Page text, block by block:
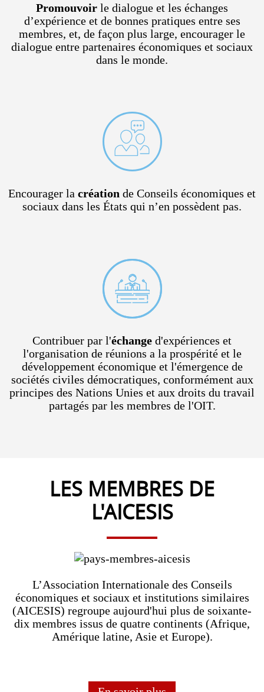
Promouvoir le dialogue et les échanges
d’expérience et de bonnes pratiques entre ses
membres, et, de façon plus large, encourager le
dialogue entre partenaires économiques et sociaux
dans le monde.
Encourager la création de Conseils économiques et
sociaux dans les États qui n’en possèdent pas.
Contribuer par l'échange d'expériences et
l'organisation de réunions a la prospérité et le
développement économique et l'émergence de
sociétés civiles démocratiques, conformément aux
principes des Nations Unies et aux droits du travail
partagés par les membres de l'OIT.
LES MEMBRES DE
L'AICESIS
L’Association Internationale des Conseils
économiques et sociaux et institutions similaires
(AICESIS) regroupe aujourd'hui plus de soixante-
dix membres issus de quatre continents (Afrique,
Amérique latine, Asie et Europe).